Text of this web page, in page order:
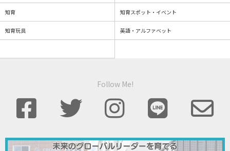
知育 知育スポット・イベント
知育玩具 英語・アルファベット
Follow Me!